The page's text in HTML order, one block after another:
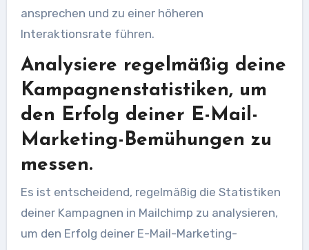
ansprechen und zu einer höheren
Interaktionsrate führen.
Analysiere regelmäßig deine
Kampagnenstatistiken, um
den Erfolg deiner E-Mail-
Marketing-Bemühungen zu
messen.
Es ist entscheidend, regelmäßig die Statistiken
deiner Kampagnen in Mailchimp zu analysieren,
um den Erfolg deiner E-Mail-Marketing-